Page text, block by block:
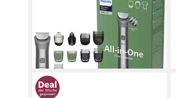
Multifunktionstrimmer Series 5000
in 1-2 Werktagen bei dir